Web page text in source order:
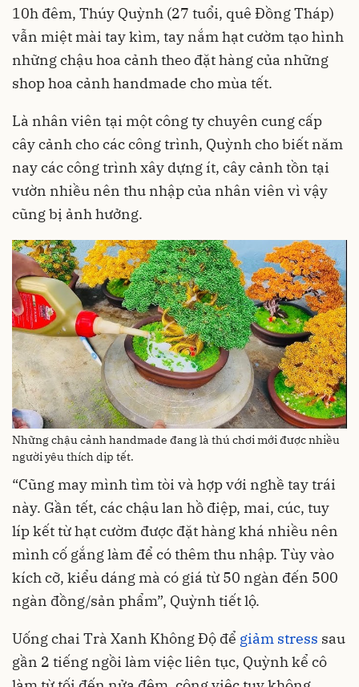
10h đêm, Thúy Quỳnh (27 tuổi, quê Đồng Tháp)
vẫn miệt mài tay kìm, tay nắm hạt cườm tạo hình
những chậu hoa cảnh theo đặt hàng của những
shop hoa cảnh handmade cho mùa tết.
Là nhân viên tại một công ty chuyên cung cấp
cây cảnh cho các công trình, Quỳnh cho biết năm
nay các công trình xây dựng ít, cây cảnh tồn tại
vườn nhiều nên thu nhập của nhân viên vì vậy
cũng bị ảnh hưởng.
Những chậu cảnh handmade đang là thú chơi mới được nhiều
người yêu thích dịp tết.
“Cũng may mình tìm tòi và hợp với nghề tay trái
này. Gần tết, các chậu lan hồ điệp, mai, cúc, tuy
líp kết từ hạt cườm được đặt hàng khá nhiều nên
mình cố gắng làm để có thêm thu nhập. Tùy vào
kích cỡ, kiểu dáng mà có giá từ 50 ngàn đến 500
ngàn đồng/sản phẩm”, Quỳnh tiết lộ.
Uống chai Trà Xanh Không Độ để giảm stress sau
gần 2 tiếng ngồi làm việc liên tục, Quỳnh kể cô